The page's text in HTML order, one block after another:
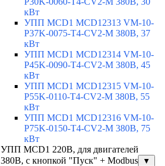
кВт
УПП MCD1 MCD12313 VM-10-
P37K-0075-T4-CV2-M 380В, 37
кВт
УПП MCD1 MCD12314 VM-10-
P45K-0090-T4-CV2-M 380В, 45
кВт
УПП MCD1 MCD12315 VM-10-
P55K-0110-T4-CV2-M 380В, 55
кВт
УПП MCD1 MCD12316 VM-10-
P75K-0150-T4-CV2-M 380В, 75
кВт
УПП MCD1 220В, для двигателей
380В, с кнопкой "Пуск" + Modbus
▼